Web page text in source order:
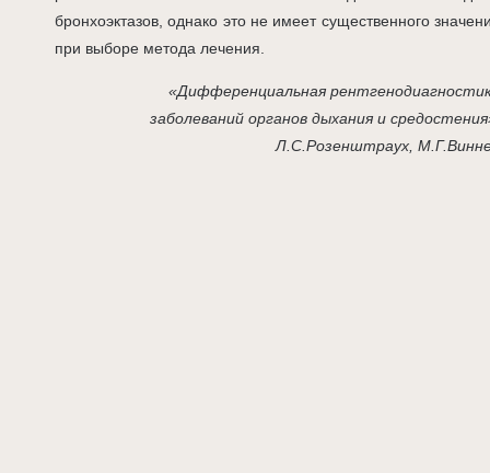
бронхоэктазов, однако это не имеет существенного
при выборе метода лечения.
«Дифференциальная
заболеваний органов дыхания и
Л.С.Розенштраух,